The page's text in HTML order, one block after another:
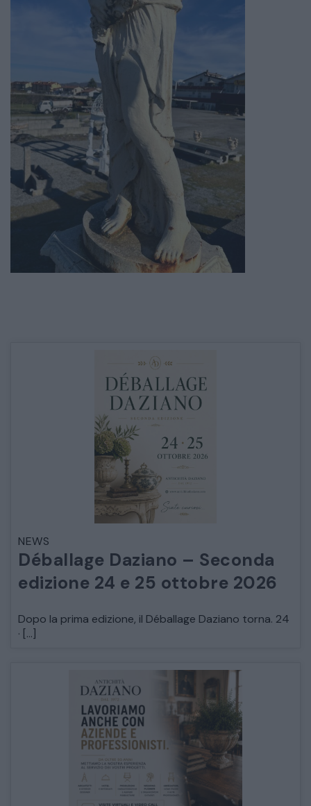
CATALOGO COMPLETO
MOBILI
CAMERE
NEWS
Déballage Daziano – Seconda
edizione 24 e 25 ottobre 2026
Dopo la prima edizione, il Déballage Daziano torna. 24
· […]